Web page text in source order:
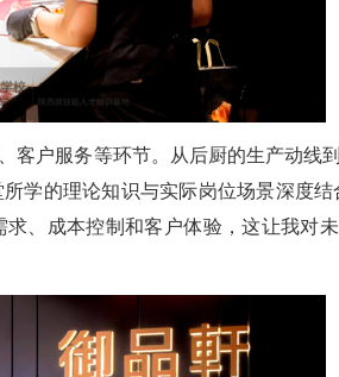
客户服务等环节。从后厨的生产动线
学的理论知识与实际岗位场景深度结
、成本控制和客户体验，这让我对